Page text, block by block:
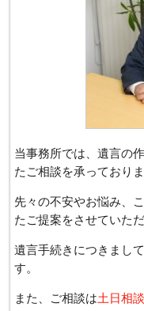
当事務所では、遺言の
たご相談を承っておりま
先々の不安やお悩み、
たご提案をさせていた
遺言手続きにつきまして
す。
また、ご相談は土日相談